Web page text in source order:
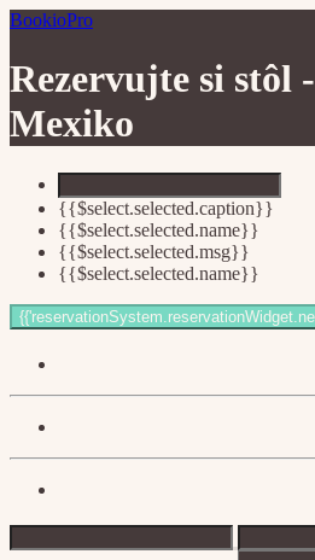
BookioPro
Rezervujte si stôl -
Mexiko
{{$select.selected.caption}}
{{$select.selected.name}}
{{$select.selected.msg}}
{{$select.selected.name}}